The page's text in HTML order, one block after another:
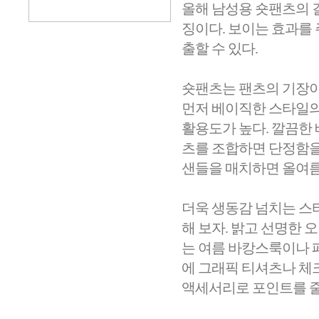
올해 남성용 숏팬츠의
징이다. 보이는 효과를
출할 수 있다.
숏팬츠는 팬츠의 기장
먼저 베이직한 스타일
활용도가 높다. 깔끔한
츠를 조합하면 단정함
샌들을 매치하면 올여
더욱 생동감 넘치는 스
해 보자. 밝고 선명한
는 여름 바캉스룩이나
에 그래픽 티셔츠나 체
액세서리로 포인트를